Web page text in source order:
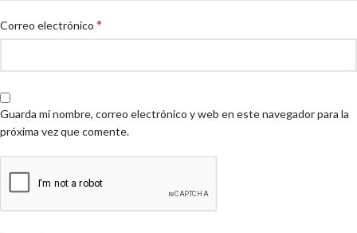
Correo electrónico *
Guarda mi nombre, correo electrónico y web en este navegador para la
próxima vez que comente.